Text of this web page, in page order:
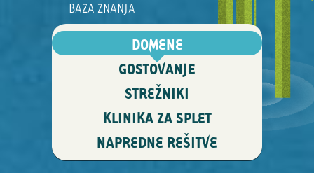
BAZA ZNANJA
DOMENE
GOSTOVANJE
STREŽNIKI
KLINIKA ZA SPLET
NAPREDNE REŠITVE